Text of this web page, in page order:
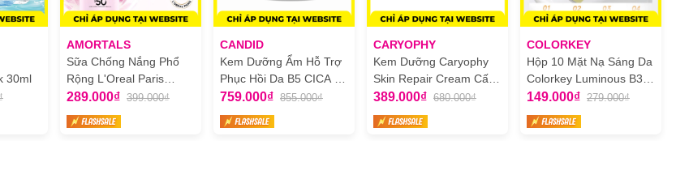
30ml
AMORTALS
Sữa Chống Nắng Phổ
Rộng L'Oreal Paris
Glycolic Bright Anti Dark
Spot Mờ Thâm Nám
50ml
289.000₫ 399.000₫
CANDID
Kem Dưỡng Ẩm Hỗ Trợ
Phục Hồi Da B5 CICA -
Candid B5 CICA Repair
& Soothing Cream
759.000₫ 855.000₫
CARYOPHY
Kem Dưỡng Caryophy
Skin Repair Cream Cấp
Ẩm Và Phục Hồi Da
50ml
389.000₫ 680.000₫
COLORKEY
Hộp 10 Mặt Nạ Sáng Da
Colorkey Luminous B3
Brightening Facial Mask
30ml x 10 Miếng
149.000₫ 279.000₫